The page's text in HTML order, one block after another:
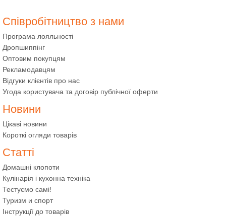
Співробітництво з нами
Програма лояльності
Дропшиппінг
Оптовим покупцям
Рекламодавцям
Відгуки клієнтів про нас
Угода користувача та договір публічної оферти
Новини
Цікаві новини
Короткі огляди товарів
Статті
Домашні клопоти
Кулінарія і кухонна техніка
Тестуємо самі!
Туризм и спорт
Інструкції до товарів